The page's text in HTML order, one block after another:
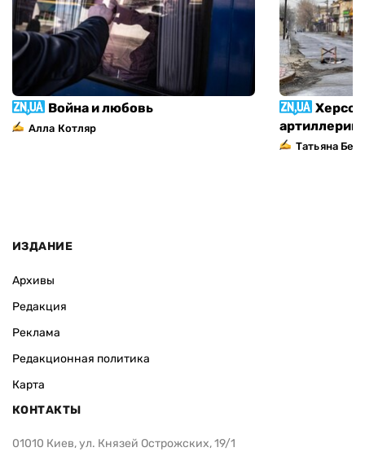
Война и любовь
Алла Котляр
Татьяна
ИЗДАНИЕ
Архивы
Редакция
Реклама
Редакционная политика
Карта
КОНТАКТЫ
01010 Киев, ул. Князей Острожских, 19/1